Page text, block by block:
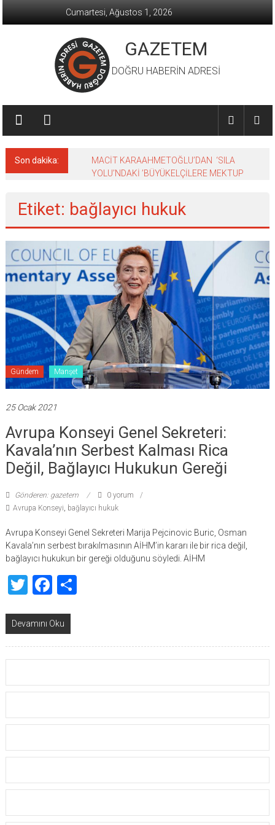
Cumartesi, Ağustos 1, 2026
GAZETEM
DOĞRU HABERİN ADRESİ
Son dakika:
MACİT KARAAHMETOĞLU’DAN ‘SILA
YOLU’NDAKİ ’BÜYÜKELÇİLERE MEKTUP
Etiket: bağlayıcı hukuk
Gündem Manşet
25 Ocak 2021
Avrupa Konseyi Genel Sekreteri:
Kavala’nın Serbest Kalması Rica
Değil, Bağlayıcı Hukukun Gereği
Gönderen: gazetem
0 yorum
Avrupa Konseyi, bağlayıcı hukuk
Avrupa Konseyi Genel Sekreteri Marija Pejcinovic Buric, Osman
Kavala’nın serbest bırakılmasının AİHM’in kararı ile bir rica değil,
bağlayıcı hukukun bir gereği olduğunu söyledi. AİHM
TwitterFacebook
Share
Devamını Oku